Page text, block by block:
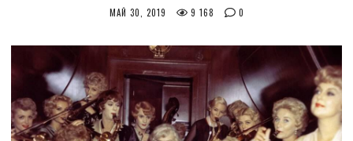
МАЙ 30, 2019 9 168 0